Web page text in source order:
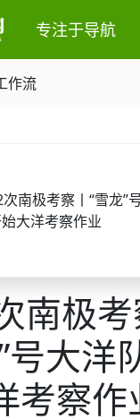
专注于导航
作流
南极考
号大洋
考察作